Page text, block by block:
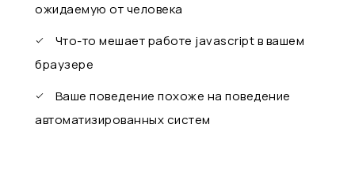
ожидаемую от человека
Что-то мешает работе javascript в вашем
браузере
Ваше поведение похоже на поведение
автоматизированных систем